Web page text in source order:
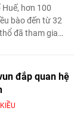
hơn 100
bào đến từ 32
đã tham gia
tiếng Việt và tăng
hệ trẻ người Việt
hóa, lịch sử và
đắp quan hệ